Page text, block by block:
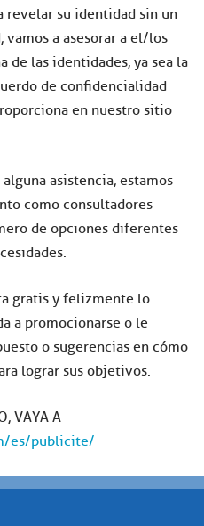
revelar su identidad sin un
, vamos a asesorar a el/los
de las identidades, ya sea la
de confidencialidad
en nuestro sitio
asistencia, estamos
como consultadores
de opciones diferentes
gratis y felizmente lo
a promocionarse o le
o sugerencias en cómo
lograr sus objetivos.
VAYA A
es/publicite/